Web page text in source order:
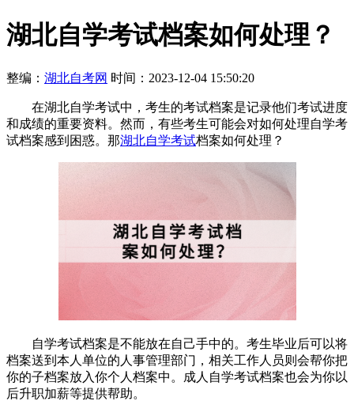
湖北自学考试档案如何处理？
整编： 湖北自考网 时间：2023-12-04 15:50:20
在湖北自学考试中，考生的考试档案是记录他们考试进度
和成绩的重要资料。然而，有些考生可能会对如何处理自学考
试档案感到困惑。那湖北自学考试档案如何处理？
自学考试档案是不能放在自己手中的。考生毕业后可以将
档案送到本人单位的人事管理部门，相关工作人员则会帮你把
你的子档案放入你个人档案中。成人自学考试档案也会为你以
后升职加薪等提供帮助。